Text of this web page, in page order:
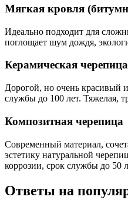
Мягкая кровля
Идеально подходит для
поглощает шум дождя,
Керамическая черепица
Дорогой, но очень красивый
службы до 100 лет. Тяжелая,
Композитная черепица
Современный материал,
эстетику натуральной
коррозии, срок службы до 50
Ответы на